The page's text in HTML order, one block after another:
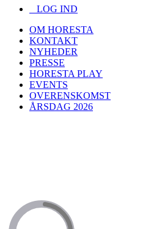
LOG IND
OM HORESTA
KONTAKT
NYHEDER
PRESSE
HORESTA PLAY
EVENTS
OVERENSKOMST
ÅRSDAG 2026